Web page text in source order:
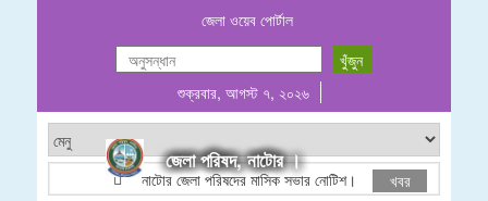
জেলা ওয়েব পোর্টাল
শুক্রবার, আগস্ট ৭, ২০২৬
জেলা পরিষদ, নাটোর ।
নাটোর জেলা পরিষদের মাসিক সভার নোটিশ। ঠিকাদারী
খবর